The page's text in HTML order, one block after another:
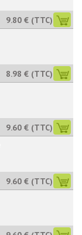
9.80 € (TTC)
8.98 € (TTC)
9.60 € (TTC)
9.60 € (TTC)